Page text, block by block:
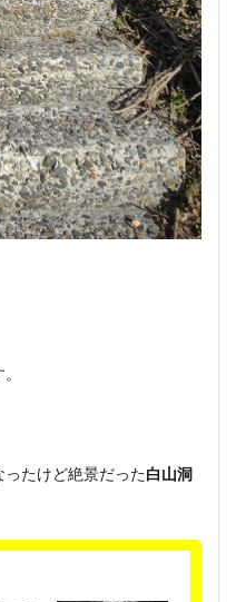
ったけど絶景だった白山洞